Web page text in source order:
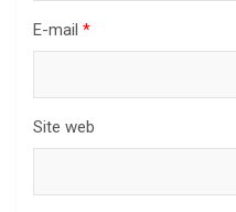
E-mail *
Site web